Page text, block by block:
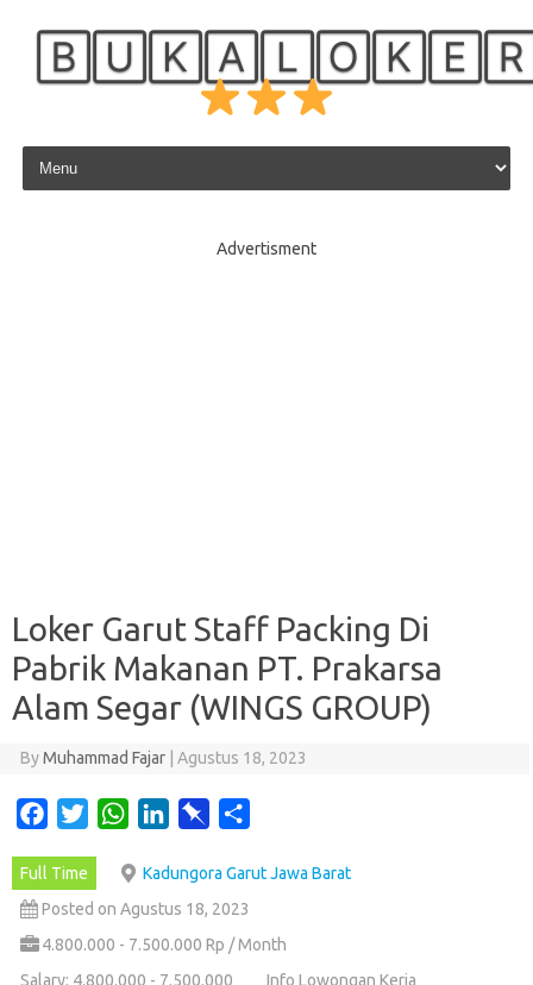
Skip to content
Advertisment
Loker Garut Staff Packing Di
Pabrik Makanan PT. Prakarsa
Alam Segar (WINGS GROUP)
ByMuhammad Fajar Agustus 18, 2023
c
e
b
t
t
W
a
t
s
n
k
e
n
b
o
a
e
Full Time
Kadungora Garut Jawa Barat
Posted on Agustus 18, 2023
4.800.000 - 7.500.000 Rp / Month
Salary: 4.800.000 - 7.500.000
Info Lowongan Kerja